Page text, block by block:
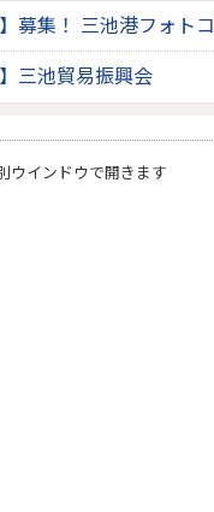
】募集！ 三池港フォト
】三池貿易振興会
ウインドウで開きます